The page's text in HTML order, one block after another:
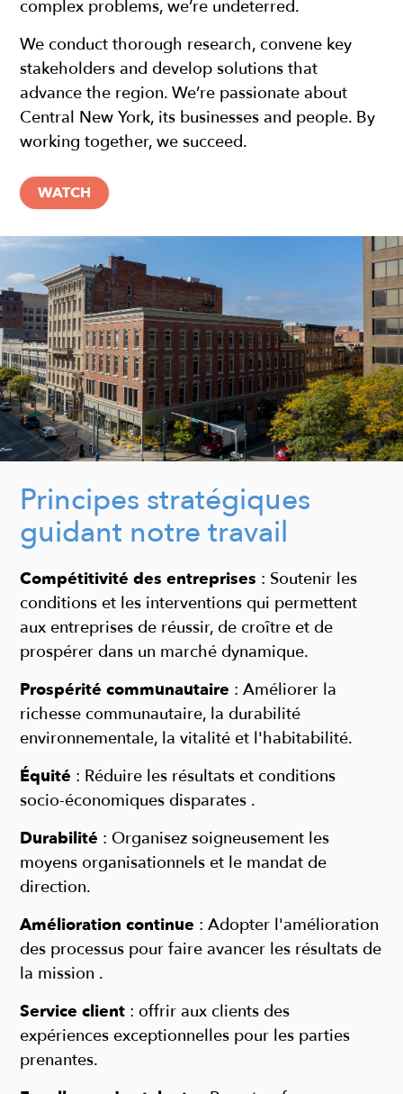
complex problems, we’re undeterred.
We conduct thorough research, convene key
stakeholders and develop solutions that
advance the region. We’re passionate about
Central New York, its businesses and people. By
working together, we succeed.
WATCH
Principes stratégiques
guidant notre travail
Compétitivité des entreprises : Soutenir les
conditions et les interventions qui permettent
aux entreprises de réussir, de croître et de
prospérer dans un marché dynamique.
Prospérité communautaire :Améliorer la
richesse communautaire, la durabilité
environnementale, la vitalité et l'habitabilité.
Équité : Réduire les résultats et conditions
socio-économiques disparates .
Durabilité : Organisez soigneusement les
moyens organisationnels et le mandat de
direction.
Amélioration continue :Adopter l'amélioration
des processus pour faire avancer les résultats de
la mission .
Service client : offrir aux clients des
expériences exceptionnelles pour les parties
prenantes.